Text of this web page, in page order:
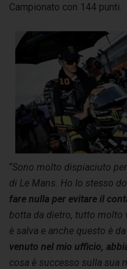
Campionato con 144 punti.
“Sono molto dispiaciuto
di Le Mans. Ho lo stesso
fare nulla per evitare il
botta da dietro, tutto molto
è salva e anche questo è
venuto nel mio ufficio,
cosa è successo sulla sua